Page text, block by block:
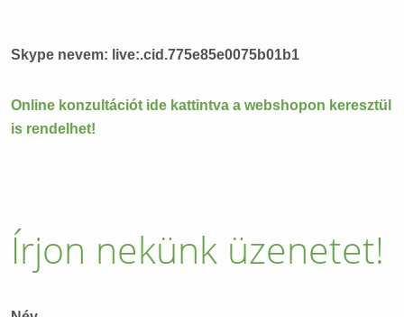
Skype nevem: live:.cid.775e85e0075b01b1
Online konzultációt ide kattintva a webshopon keresztül
is rendelhet!
Írjon nekünk üzenetet!